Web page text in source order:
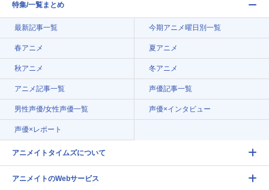
特集/一覧まとめ
最新記事一覧 今期アニメ曜日別一覧
春アニメ 夏アニメ
秋アニメ 冬アニメ
アニメ記事一覧 声優記事一覧
男性声優/女性声優一覧 声優×インタビュー
声優×レポート
アニメイトタイムズについて
アニメイトのWebサービス